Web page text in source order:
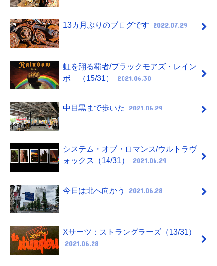
13カ月ぶりのブログです 2022.07.29
虹を翔る覇者/ブラックモアズ・レイン
ボー（15/31）
2021.06.30
中目黒まで歩いた 2021.06.29
システム・オブ・ロマンス/ウルトラヴ
ォックス（14/31）
2021.06.29
今日は北へ向かう 2021.06.28
Xサーツ：ストラングラーズ（13/31）
2021.06.28